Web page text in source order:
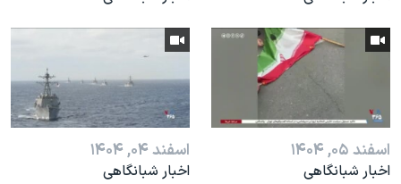
اسفند ۰۵, ۱۴۰۴
اخبار شبانگاهی
اسفند ۰۴, ۱۴۰۴
اخبار شبانگاهی